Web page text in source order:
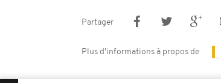
Partager
Plus d'informations à propos de